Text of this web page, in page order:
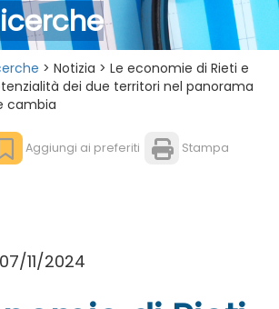
> Notizia > Le economie di Rieti e
dei due territori nel panorama
cambia
Aggiungi ai preferiti Stampa
11/2024